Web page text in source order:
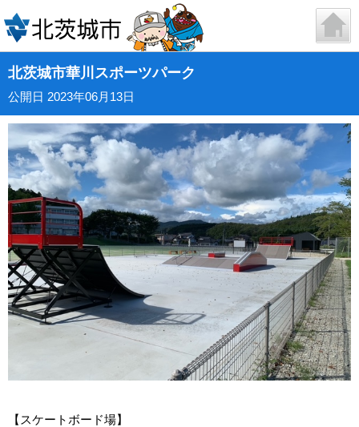
北茨城市華川スポーツパーク
公開日 2023年06月13日
【スケートボード場】